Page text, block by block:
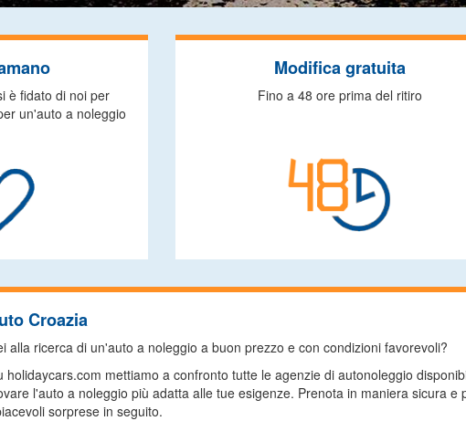
è fidato di noi per
un'auto a noleggio
Modifica gratuita
Fino a 48 ore prima del ritiro
Croazia
alla ricerca di un'auto a noleggio a buon prezzo e con condizioni favorevoli?
holidaycars.com mettiamo a confronto tutte le agenzie di autonoleggio
l'auto a noleggio più adatta alle tue esigenze. Prenota in maniera sicura
sorprese in seguito.